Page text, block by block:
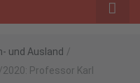
und Ausland /
Professor Karl